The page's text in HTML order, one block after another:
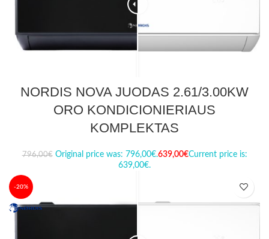
NORDIS NOVA JUODAS 2.61/3.00KW
ORO KONDICIONIERIAUS
KOMPLEKTAS
796,00€ Original price was: 796,00€.639,00€Current price is:
639,00€.
-20%